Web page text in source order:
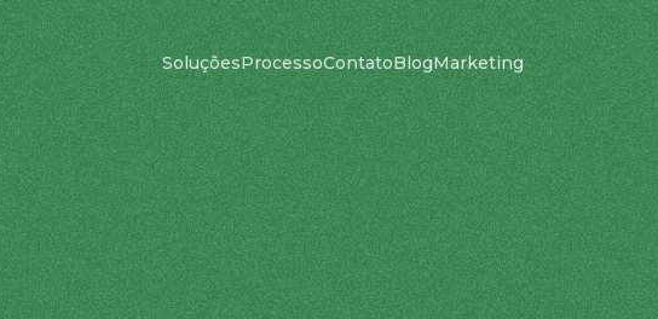
SoluçõesProcessoContatoBlogMarketing